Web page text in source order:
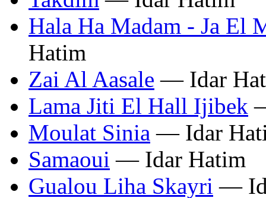
Hala Ha Madam - Ja El
Hatim
Zai Al Aasale — Idar
Lama Jiti El Hall Ijibek
Moulat Sinia — Idar
Samaoui — Idar Hatim
Gualou Liha Skayri —